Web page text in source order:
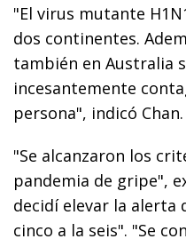
"El virus mutante
dos continentes.
también en Australia
incesantemente
persona", indicó Chan.
"Se alcanzaron los
pandemia de gripe",
decidí elevar la alerta
cinco a la seis". "Se